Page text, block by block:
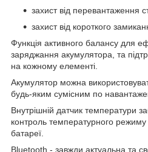
захист від перевантаження
захист від короткого
Функція активного балансу для
заряджання акумулятора, та
на кожному елементі.
Акумулятор можна
будь-яким сумісним по
Внутрішній датчик температури
контроль температурного
батареї.
Bluetooth - завжди актуальна та